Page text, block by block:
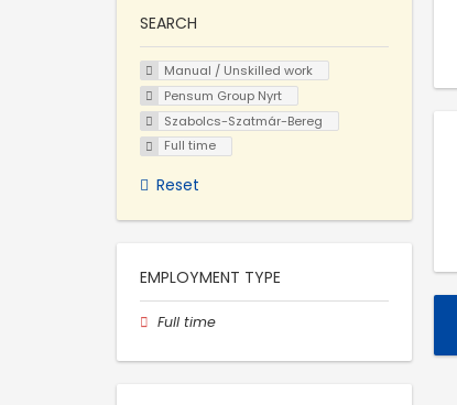
SEARCH
Manual / Unskilled work
Pensum Group Nyrt
Szabolcs-Szatmár-Bereg
Full time
Reset
EMPLOYMENT TYPE
Full time